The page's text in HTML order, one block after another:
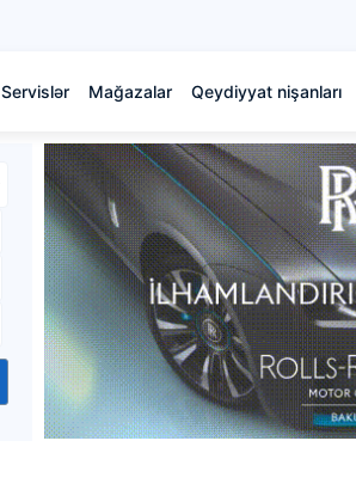
Servislər Mağazalar Qeydiyyat nişanları